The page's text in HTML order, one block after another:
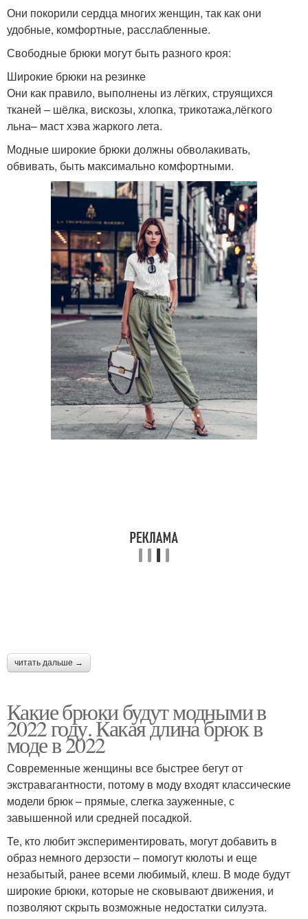
Они покорили сердца многих женщин, так как они
удобные, комфортные, расслабленные.
Свободные брюки могут быть разного кроя:
Широкие брюки на резинке
Они как правило, выполнены из лёгких, струящихся
тканей – шёлка, вискозы, хлопка, трикотажа,лёгкого
льна– маст хэва жаркого лета.
Модные широкие брюки должны обволакивать,
обвивать, быть максимально комфортными.
читать дальше →
Какие брюки будут модными в
2022 году. Какая длина брюк в
моде в 2022
Современные женщины все быстрее бегут от
экстравагантности, потому в моду входят классические
модели брюк – прямые, слегка зауженные, с
завышенной или средней посадкой.
Те, кто любит экспериментировать, могут добавить в
образ немного дерзости – помогут кюлоты и еще
незабытый, ранее всеми любимый, клеш. В моде будут
широкие брюки, которые не сковывают движения, и
позволяют скрыть возможные недостатки силуэта.